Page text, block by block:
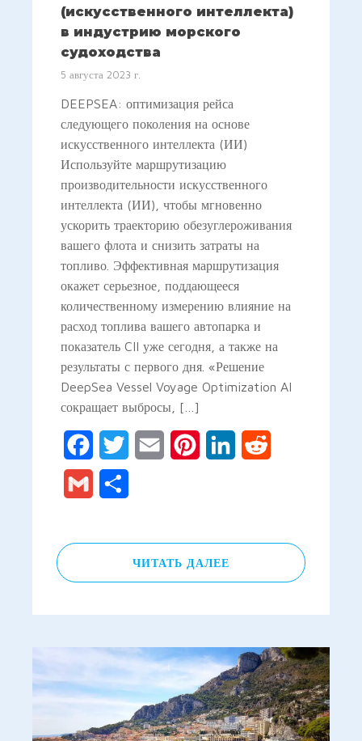
(искусственного интеллекта)
в индустрию морского
судоходства
5 августа 2023 г.
DEEPSEA: оптимизация рейса
следующего поколения на основе
искусственного интеллекта (ИИ)
Используйте маршрутизацию
производительности искусственного
интеллекта (ИИ), чтобы мгновенно
ускорить траекторию обезуглероживания
вашего флота и снизить затраты на
топливо. Эффективная маршрутизация
окажет серьезное, поддающееся
количественному измерению влияние на
расход топлива вашего автопарка и
показатель CII уже сегодня, а также на
результаты с первого дня. «Решение
DeepSea Vessel Voyage Optimization AI
сокращает выбросы, […]
FacebookTwitter Email PinterestLinkedIn
Gmail
ЧИТАТЬ ДАЛЕЕ